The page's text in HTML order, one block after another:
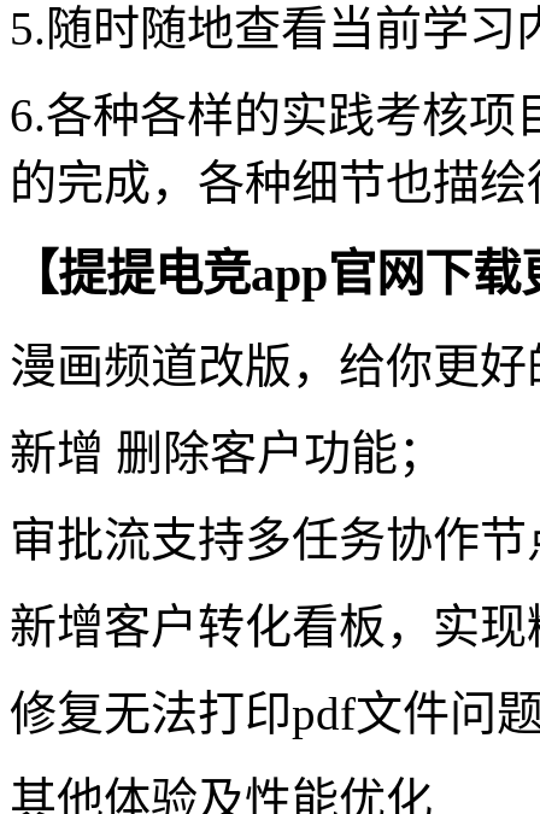
5.随时随地查看当前学习
6.各种各样的实践考核
的完成，各种细节也描
【提提电竞app官网下
漫画频道改版，给你更
新增 删除客户功能；
审批流支持多任务协作
新增客户转化看板，实
修复无法打印pdf文件问
其他体验及性能优化